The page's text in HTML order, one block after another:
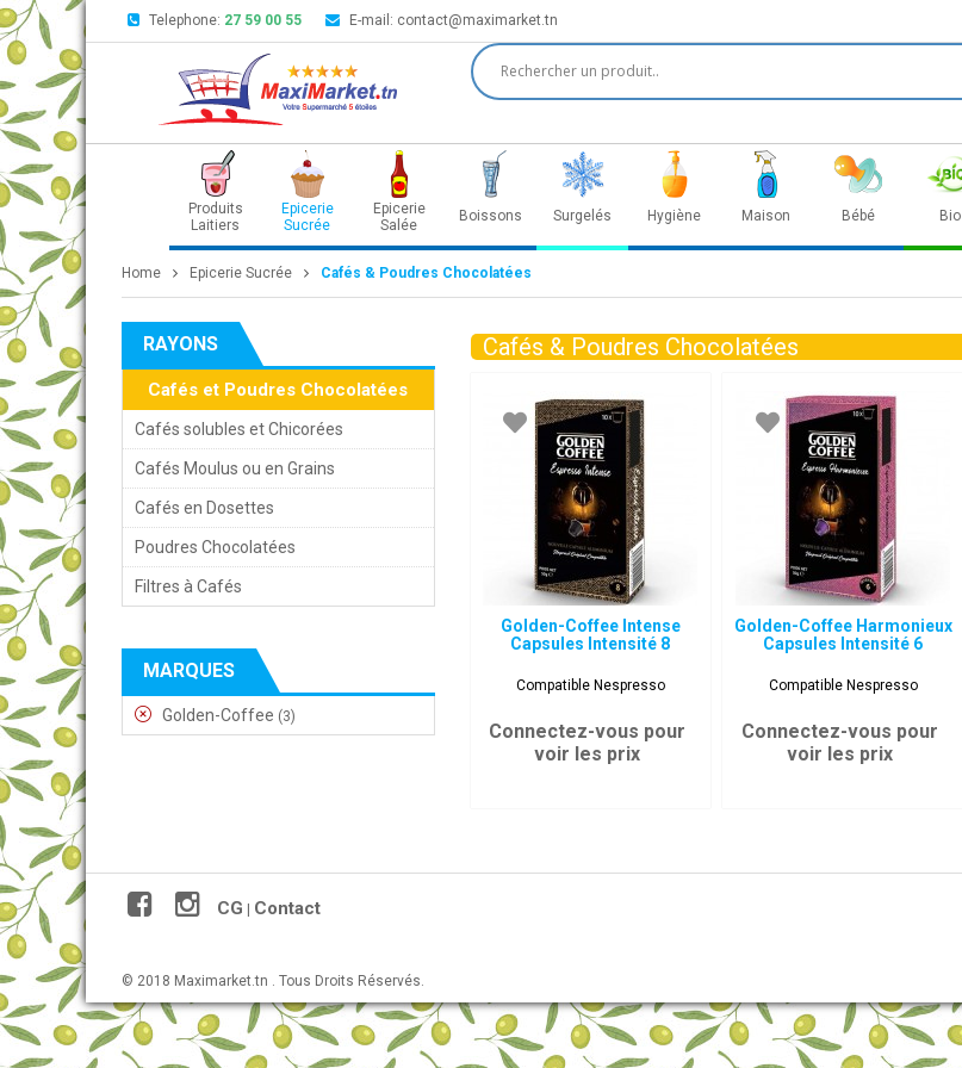
Telephone: 27 59 00 55 E-mail: contact@maximarket.tn
Produits
Laitiers
Epicerie
Sucrée
Epicerie
Salée
Boissons Surgelés Hygiène Maison Bébé Bio
Home Epicerie Sucrée Cafés & Poudres Chocolatées
RAYONS
Cafés et Poudres Chocolatées
Cafés solubles et Chicorées
Cafés Moulus ou en Grains
Cafés en Dosettes
Poudres Chocolatées
Filtres à Cafés
MARQUES
Golden-Coffee (3)
Cafés & Poudres Chocolatées
Golden-Coffee Intense
Capsules Intensité 8
Compatible Nespresso
Connectez-vous pour
voir les prix
Golden-Coffee Harmonieux
Capsules Intensité 6
Compatible Nespresso
Connectez-vous pour
voir les prix
CG Contact
© 2018 Maximarket.tn . Tous Droits Réservés.